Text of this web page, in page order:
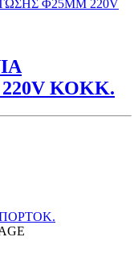
ΚΟΚΚ.